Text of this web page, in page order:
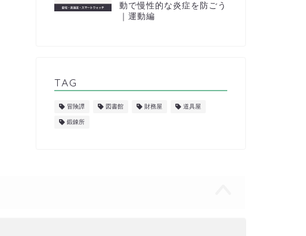
動で慢性的な炎症を防ごう
｜運動編
TAG
冒険譚 図書館 財務屋 道具屋
鍛錬所